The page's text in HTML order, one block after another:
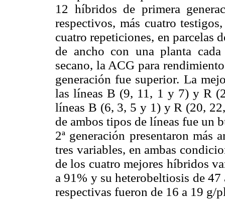
12 híbridos de primera
respectivos, más cuatro
cuatro repeticiones, en parcelas
de ancho con una planta
secano, la ACG para
generación fue superior. La
las líneas B (9, 11, 1 y 7) y R
líneas B (6, 3, 5 y 1) y R (20,
de ambos tipos de líneas fue un
2ª generación presentaron más
tres variables, en ambas
de los cuatro mejores híbridos
a 91% y su heterobeltiosis de
respectivas fueron de 16 a 19 g/